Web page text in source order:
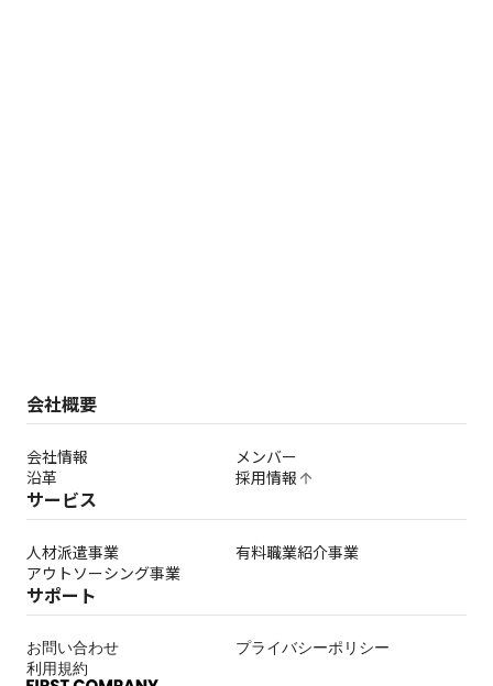
会社概要
会社情報
メンバー
沿革
採用情報 arrow_upward
サービス
人材派遣事業
有料職業紹介事業
アウトソーシング事業
サポート
お問い合わせ
プライバシーポリシー
利用規約